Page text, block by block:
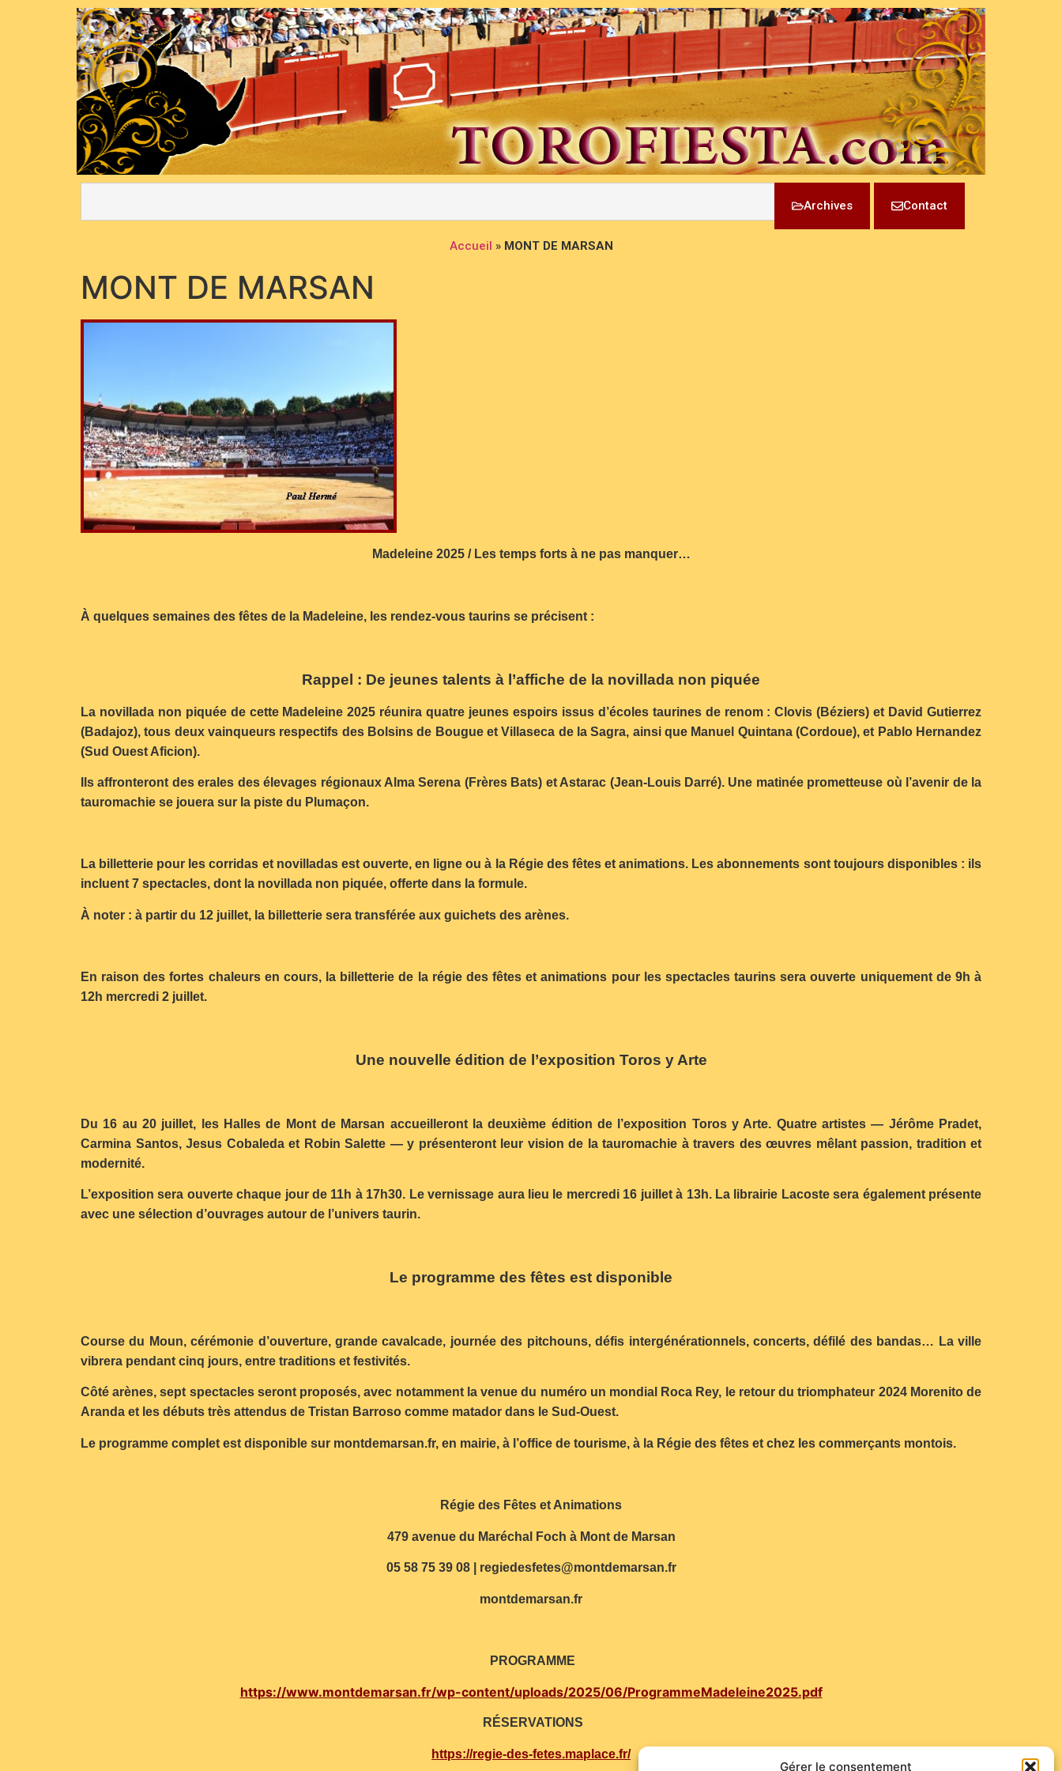
Gérer le consentement
Archives Contact
Accueil » MONT DE MARSAN
MONT DE MARSAN
Madeleine 2025 / Les temps forts à ne pas manquer…
À quelques semaines des fêtes de la Madeleine, les rendez-vous taurins se précisent :
Rappel : De jeunes talents à l’affiche de la novillada non piquée
La novillada non piquée de cette Madeleine 2025 réunira quatre jeunes espoirs issus d’écoles taurines de renom : Clovis (Béziers) et David Gutierrez
(Badajoz), tous deux vainqueurs respectifs des Bolsins de Bougue et Villaseca de la Sagra, ainsi que Manuel Quintana (Cordoue), et Pablo Hernandez
(Sud Ouest Aficion).
Ils affronteront des erales des élevages régionaux Alma Serena (Frères Bats) et Astarac (Jean-Louis Darré). Une matinée prometteuse où l’avenir de la
tauromachie se jouera sur la piste du Plumaçon.
La billetterie pour les corridas et novilladas est ouverte, en ligne ou à la Régie des fêtes et animations. Les abonnements sont toujours disponibles : ils
incluent 7 spectacles, dont la novillada non piquée, offerte dans la formule.
À noter : à partir du 12 juillet, la billetterie sera transférée aux guichets des arènes.
En raison des fortes chaleurs en cours, la billetterie de la régie des fêtes et animations pour les spectacles taurins sera ouverte uniquement de 9h à
12h mercredi 2 juillet.
Une nouvelle édition de l’exposition Toros y Arte
Du 16 au 20 juillet, les Halles de Mont de Marsan accueilleront la deuxième édition de l’exposition Toros y Arte. Quatre artistes — Jérôme Pradet,
Carmina Santos, Jesus Cobaleda et Robin Salette — y présenteront leur vision de la tauromachie à travers des œuvres mêlant passion, tradition et
modernité.
L’exposition sera ouverte chaque jour de 11h à 17h30. Le vernissage aura lieu le mercredi 16 juillet à 13h. La librairie Lacoste sera également présente
avec une sélection d’ouvrages autour de l’univers taurin.
Le programme des fêtes est disponible
Course du Moun, cérémonie d’ouverture, grande cavalcade, journée des pitchouns, défis intergénérationnels, concerts, défilé des bandas… La ville
vibrera pendant cinq jours, entre traditions et festivités.
Côté arènes, sept spectacles seront proposés, avec notamment la venue du numéro un mondial Roca Rey, le retour du triomphateur 2024 Morenito de
Aranda et les débuts très attendus de Tristan Barroso comme matador dans le Sud-Ouest.
Le programme complet est disponible sur montdemarsan.fr, en mairie, à l’office de tourisme, à la Régie des fêtes et chez les commerçants montois.
Régie des Fêtes et Animations
479 avenue du Maréchal Foch à Mont de Marsan
05 58 75 39 08 | regiedesfetes@montdemarsan.fr
montdemarsan.fr
PROGRAMME
https://www.montdemarsan.fr/wp-content/uploads/2025/06/ProgrammeMadeleine2025.pdf
RÉSERVATIONS
https://regie-des-fetes.maplace.fr/